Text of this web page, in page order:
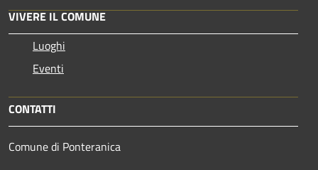
VIVERE IL COMUNE
Luoghi
Eventi
CONTATTI
Comune di Ponteranica